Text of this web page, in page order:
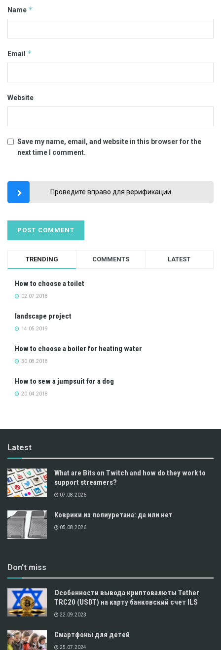
Name *
Email *
Website
Save my name, email, and website in this browser for the
next time I comment.
Проведите вправо для верификации
TRENDING COMMENTS LATEST
How to choose a toilet
02.07.2018
landscape project
14.05.2019
How to choose a boiler for heating water
30.08.2018
How to sew a jumpsuit for a dog
20.04.2018
Latest
What are Bits on Twitch and how do they work to
support streamers?
07.08.2026
Коврики из полиуретана: да или нет
05.08.2026
Don't miss
Особенности вывода криптовалюты Tether
TRC20 (USDT) на карту банковский счет ILS
22.09.2023
Смартфоны для детей
25.07.2024